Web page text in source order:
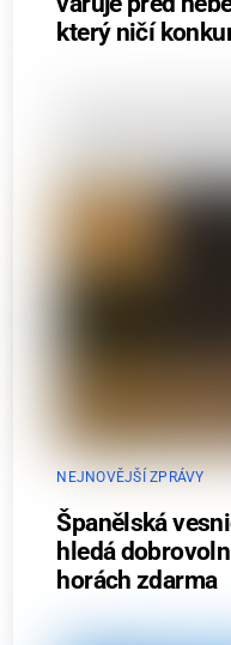
který ničí
NEJNOVĚJŠÍ ZPRÁVY
Španělská
hledá
horách zdarma